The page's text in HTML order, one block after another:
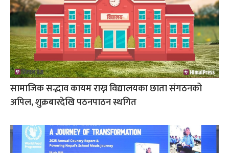
सामाजिक सद्भाव कायम राख्न विद्यालयका छाता संगठनको
अपिल, शुक्रबारदेखि पठनपाठन स्थगित